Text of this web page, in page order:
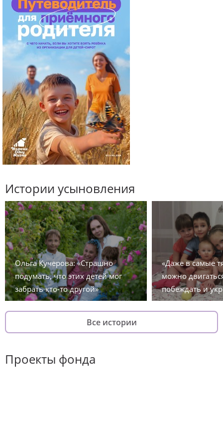
Истории усыновления
Ольга Кучерова: «Страшно
подумать, что этих детей мог
забрать кто-то другой»
«Даже в самые
можно
побеждать и
Все истории
Проекты фонда